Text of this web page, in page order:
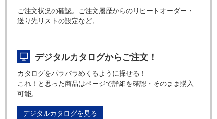
ご注文状況の確認。ご注文履歴からのリピートオーダー・
送り先リストの設定など。
デジタルカタログからご注文！
カタログをパラパラめくるように探せる！
これ！と思った商品はページで詳細を確認・そのまま購入
可能。
デジタルカタログを見る